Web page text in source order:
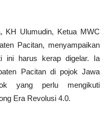
KH Ulumudin, Ketua MWC
Pacitan, menyampaikan
ini harus kerap digelar. Ia
Pacitan di pojok Jawa
yang perlu mengikuti
Era Revolusi 4.0.